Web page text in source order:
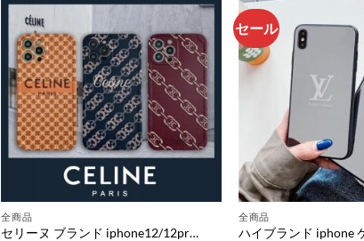
全商品
セリーヌ ブランド iphone12/12pro/11pro maxケース 海外 セレブ celine スマホケース iphone12mini お揃い iphone11pro/xs/xr 携帯カバー レトロ トリオンフ柄 アイフォンse2/8/7plus ケース 薄い 丈夫
セール
全商品